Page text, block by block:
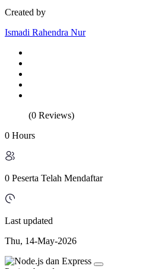
Created by
Ismadi Rahendra Nur
(0 Reviews)
0 Hours
0 Peserta Telah Mendaftar
Last updated
Thu, 14-May-2026